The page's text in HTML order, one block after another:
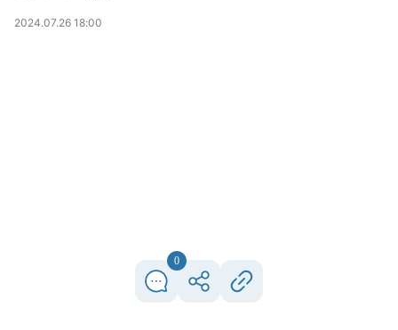
2024.07.26 18:00
0